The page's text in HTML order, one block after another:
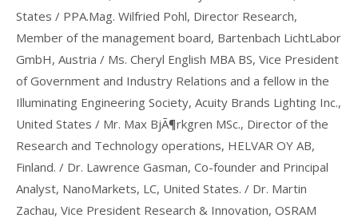
States / PPA.Mag. Wilfried Pohl, Director Research,
Member of the management board, Bartenbach LichtLabor
GmbH, Austria / Ms. Cheryl English MBA BS, Vice President
of Government and Industry Relations and a fellow in the
Illuminating Engineering Society, Acuity Brands Lighting Inc.,
United States / Mr. Max BjÃ¶rkgren MSc., Director of the
Research and Technology operations, HELVAR OY AB,
Finland. / Dr. Lawrence Gasman, Co-founder and Principal
Analyst, NanoMarkets, LC, United States. / Dr. Martin
Zachau, Vice President Research & Innovation, OSRAM